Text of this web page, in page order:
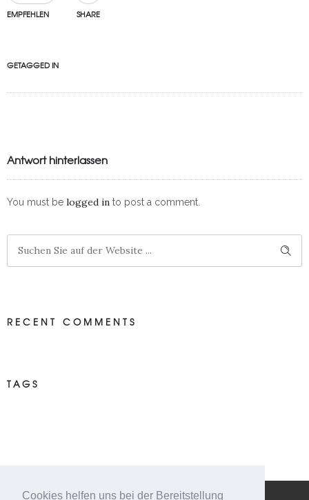
Cookies helfen uns bei der Bereitstellung
EMPFEHLEN SHARE
GETAGGED IN
Antwort hinterlassen
You must be logged in to post a comment.
RECENT COMMENTS
TAGS